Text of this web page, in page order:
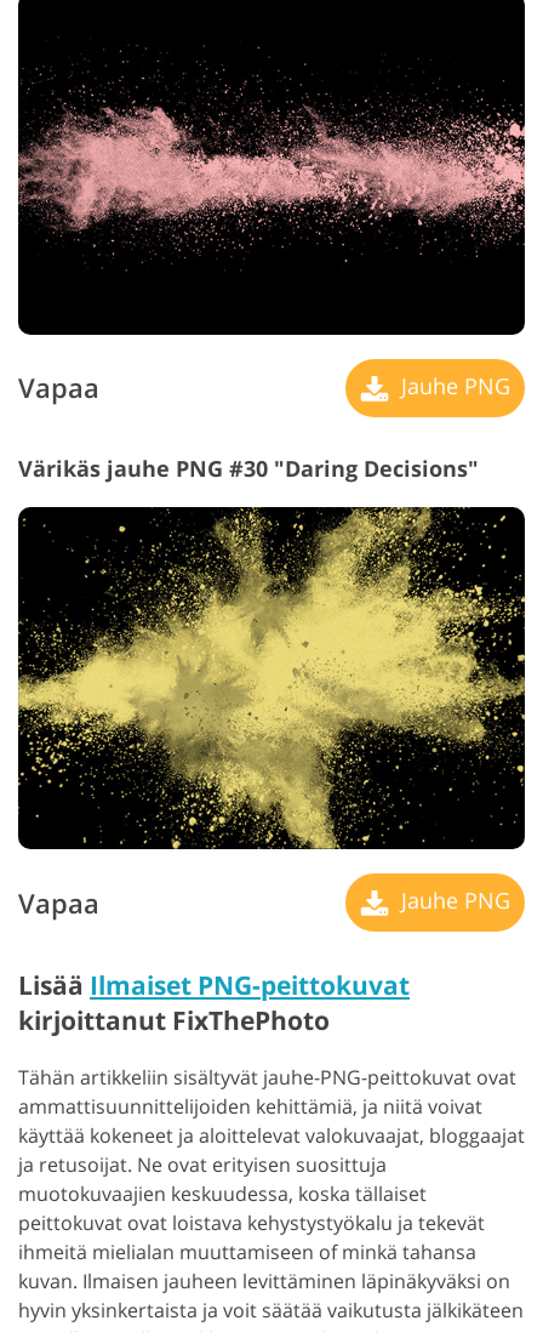
Vapaa Jauhe PNG
Värikäs jauhe PNG #30 "Daring Decisions"
Vapaa Jauhe PNG
Lisää Ilmaiset PNG-peittokuvat
kirjoittanut FixThePhoto
Tähän artikkeliin sisältyvät jauhe-PNG-peittokuvat ovat
ammattisuunnittelijoiden kehittämiä, ja niitä voivat
käyttää kokeneet ja aloittelevat valokuvaajat, bloggaajat
ja retusoijat. Ne ovat erityisen suosittuja
muotokuvaajien keskuudessa, koska tällaiset
peittokuvat ovat loistava kehystystyökalu ja tekevät
ihmeitä mielialan muuttamiseen of minkä tahansa
kuvan. Ilmaisen jauheen levittäminen läpinäkyväksi on
hyvin yksinkertaista ja voit säätää vaikutusta jälkikäteen